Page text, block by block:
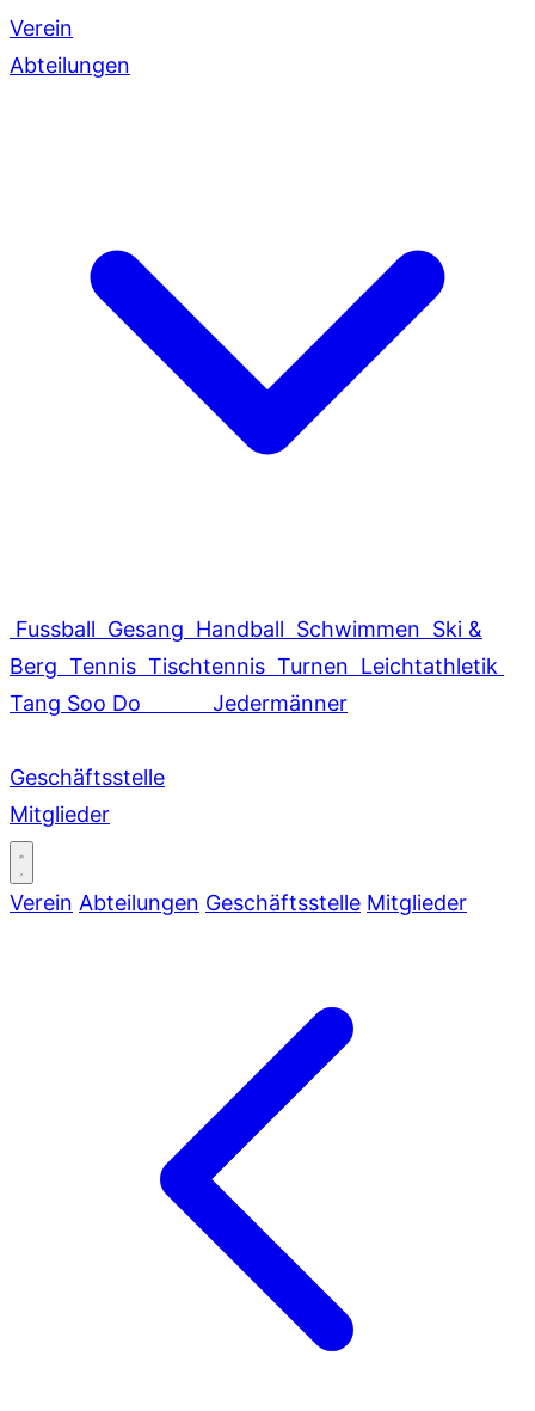
Verein
Abteilungen
Fussball Gesang Handball Schwimmen Ski &
Berg Tennis Tischtennis Turnen Leichtathletik
Tang Soo Do
Jedermänner
Geschäftsstelle
Mitglieder
Verein Abteilungen Geschäftsstelle Mitglieder